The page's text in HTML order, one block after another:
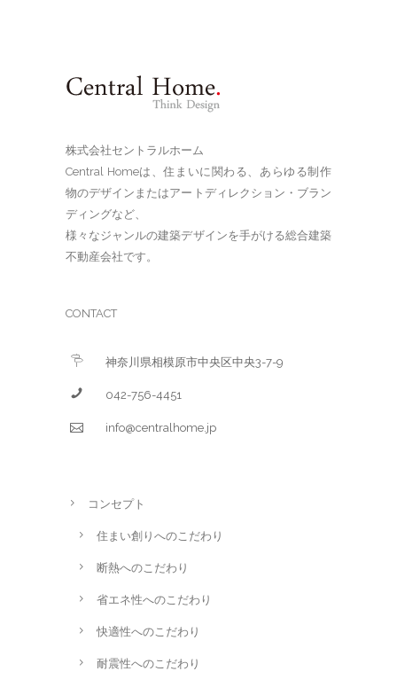
株式会社セントラルホーム
Central Homeは、住まいに関わる、あらゆる制作
物のデザインまたはアートディレクション・ブラン
ディングなど、
様々なジャンルの建築デザインを手がける総合建築
不動産会社です。
CONTACT
神奈川県相模原市中央区中央3-7-9
042-756-4451
info@centralhome.jp
コンセプト
住まい創りへのこだわり
断熱へのこだわり
省エネ性へのこだわり
快適性へのこだわり
耐震性へのこだわり